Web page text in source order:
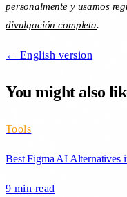
personalmente y usamos
divulgación completa.
← English version
You might also
Tools
Best Figma AI Alternatives
9 min read